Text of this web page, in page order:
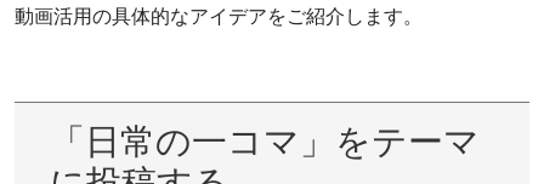
動画活用の具体的なアイデアをご紹介します。
「日常の一コマ」をテーマ